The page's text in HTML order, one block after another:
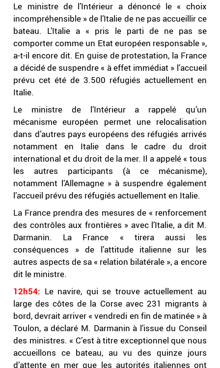
Le ministre de l’Intérieur a dénoncé le « choix
incompréhensible » de l’Italie de ne pas accueillir ce
bateau. L’Italie a « pris le parti de ne pas se
comporter comme un Etat européen responsable »,
a-t-il encore dit. En guise de protestation, la France
a décidé de suspendre « à effet immédiat » l’accueil
prévu cet été de 3.500 réfugiés actuellement en
Italie.
Le ministre de l’Intérieur a rappelé qu’un
mécanisme européen permet une relocalisation
dans d’autres pays européens des réfugiés arrivés
notamment en Italie dans le cadre du droit
international et du droit de la mer. Il a appelé « tous
les autres participants (à ce mécanisme),
notamment l’Allemagne » à suspendre également
l’accueil prévu des réfugiés actuellement en Italie.
La France prendra des mesures de « renforcement
des contrôles aux frontières » avec l’Italie, a dit M.
Darmanin. La France « tirera aussi les
conséquences » de l’attitude italienne sur les
autres aspects de sa « relation bilatérale », a encore
dit le ministre.
12h54: Le navire, qui se trouve actuellement au
large des côtes de la Corse avec 231 migrants à
bord, devrait arriver « vendredi en fin de matinée » à
Toulon, a déclaré M. Darmanin à l’issue du Conseil
des ministres. « C’est à titre exceptionnel que nous
accueillons ce bateau, au vu des quinze jours
d’attente en mer que les autorités italiennes ont